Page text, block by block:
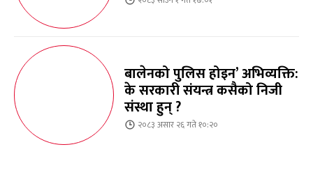
बालेनको पुलिस होइन’ अभिव्यक्ति:
के सरकारी संयन्त्र कसैको निजी
संस्था हुन् ?
२०८३ असार २६ गते १०:२०